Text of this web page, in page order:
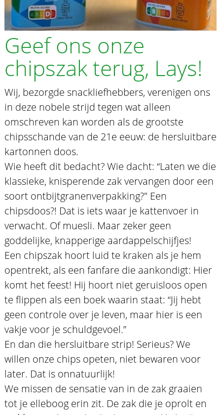
Geef ons onze
chipszak terug, Lays!
Wij, bezorgde snackliefhebbers, verenigen ons
in deze nobele strijd tegen wat alleen
omschreven kan worden als de grootste
chipsschande van de 21e eeuw: de hersluitbare
kartonnen doos.
Wie heeft dit bedacht? Wie dacht: “Laten we die
klassieke, knisperende zak vervangen door een
soort ontbijtgranenverpakking?" Een
chipsdoos?! Dat is iets waar je kattenvoer in
verwacht. Of muesli. Maar zeker geen
goddelijke, knapperige aardappelschijfjes!
Een chipszak hoort luid te kraken als je hem
opentrekt, als een fanfare die aankondigt: Hier
komt het feest! Hij hoort niet geruisloos open
te flippen als een boek waarin staat: “Jij hebt
geen controle over je leven, maar hier is een
vakje voor je schuldgevoel.”
En dan die hersluitbare strip! Serieus? We
willen onze chips opeten, niet bewaren voor
later. Dat is onnatuurlijk!
We missen de sensatie van in de zak graaien
tot je elleboog erin zit. De zak die je oprolt en